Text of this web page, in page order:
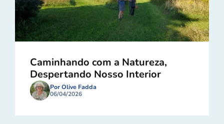
Caminhando com a Natureza,
Despertando Nosso Interior
Por Olive Fadda
06/04/2026